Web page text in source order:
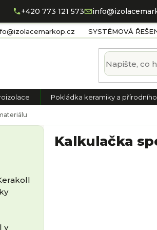
SYSTÉMOVÁ
Pokládka keramiky a
v
Kalkulačka
+420 773 121 573